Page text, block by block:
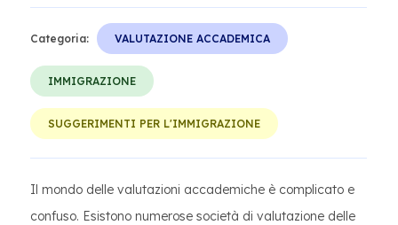
Categoria: VALUTAZIONE ACCADEMICA
IMMIGRAZIONE
SUGGERIMENTI PER L'IMMIGRAZIONE
Il mondo delle valutazioni accademiche è complicato e
confuso. Esistono numerose società di valutazione delle